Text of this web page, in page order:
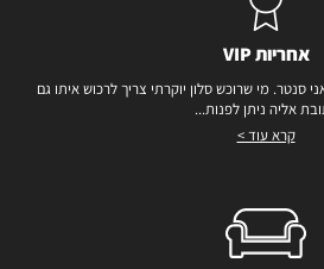
אחריות VIP
סנטר. מי שרוכש סלון יוקרתי צריך לרכוש איתו גם
אליה ניתן לפנות...
קרא עוד >